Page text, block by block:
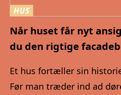
HUS
Når huset får nyt
du den rigtige
Et hus fortæller sin
Før man træder ind ad